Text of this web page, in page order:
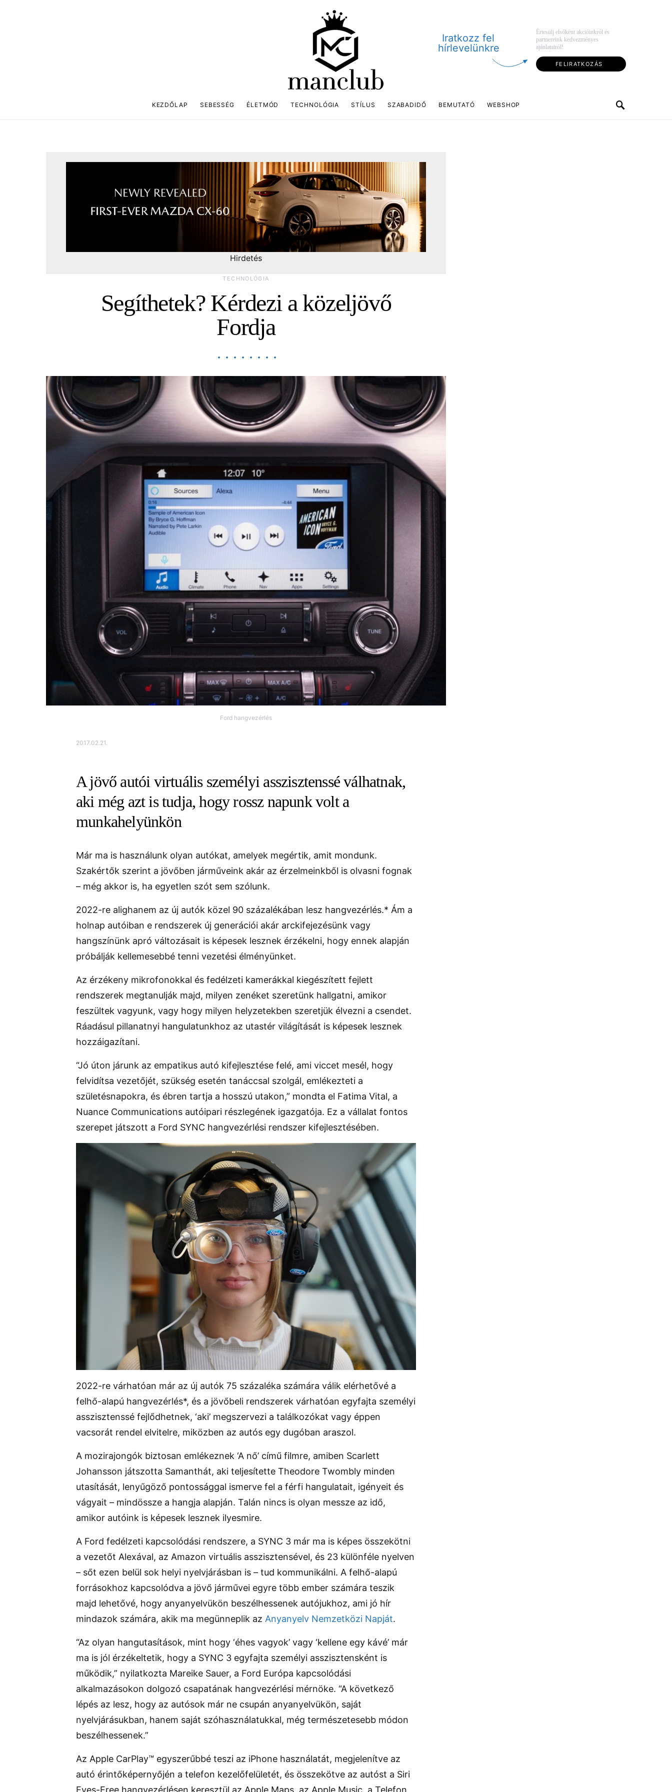
Iratkozz fel
hírlevelünkre
Értesülj elsőként akcióinkról és
partnereink kedvezményes
ajánlatairól!
FELIRATKOZÁS
KEZDŐLAP SEBESSÉG ÉLETMÓD TECHNOLÓGIA STÍLUS SZABADIDŐ BEMUTATÓ WEBSHOP
Hirdetés
TECHNOLÓGIA
Segíthetek? Kérdezi a közeljövő
Fordja
Ford hangvezérlés
2017.02.21.
A jövő autói virtuális személyi asszisztenssé válhatnak,
aki még azt is tudja, hogy rossz napunk volt a
munkahelyünkön
Már ma is használunk olyan autókat, amelyek megértik, amit mondunk.
Szakértők szerint a jövőben járműveink akár az érzelmeinkből is olvasni fognak
– még akkor is, ha egyetlen szót sem szólunk.
2022-re alighanem az új autók közel 90 százalékában lesz hangvezérlés.* Ám a
holnap autóiban e rendszerek új generációi akár arckifejezésünk vagy
hangszínünk apró változásait is képesek lesznek érzékelni, hogy ennek alapján
próbálják kellemesebbé tenni vezetési élményünket.
Az érzékeny mikrofonokkal és fedélzeti kamerákkal kiegészített fejlett
rendszerek megtanulják majd, milyen zenéket szeretünk hallgatni, amikor
feszültek vagyunk, vagy hogy milyen helyzetekben szeretjük élvezni a csendet.
Ráadásul pillanatnyi hangulatunkhoz az utastér világítását is képesek lesznek
hozzáigazítani.
“Jó úton járunk az empatikus autó kifejlesztése felé, ami viccet mesél, hogy
felvidítsa vezetőjét, szükség esetén tanáccsal szolgál, emlékezteti a
születésnapokra, és ébren tartja a hosszú utakon,” mondta el Fatima Vital, a
Nuance Communications autóipari részlegének igazgatója. Ez a vállalat fontos
szerepet játszott a Ford SYNC hangvezérlési rendszer kifejlesztésében.
2022-re várhatóan már az új autók 75 százaléka számára válik elérhetővé a
felhő-alapú hangvezérlés*, és a jövőbeli rendszerek várhatóan egyfajta személyi
asszisztenssé fejlődhetnek, ‘aki’ megszervezi a találkozókat vagy éppen
vacsorát rendel elvitelre, miközben az autós egy dugóban araszol.
A mozirajongók biztosan emlékeznek ‘A nő’ című filmre, amiben Scarlett
Johansson játszotta Samanthát, aki teljesítette Theodore Twombly minden
utasítását, lenyűgöző pontossággal ismerve fel a férfi hangulatait, igényeit és
vágyait – mindössze a hangja alapján. Talán nincs is olyan messze az idő,
amikor autóink is képesek lesznek ilyesmire.
A Ford fedélzeti kapcsolódási rendszere, a SYNC 3 már ma is képes összekötni
a vezetőt Alexával, az Amazon virtuális asszisztensével, és 23 különféle nyelven
– sőt ezen belül sok helyi nyelvjárásban is – tud kommunikálni. A felhő-alapú
forrásokhoz kapcsolódva a jövő járművei egyre több ember számára teszik
majd lehetővé, hogy anyanyelvükön beszélhessenek autójukhoz, ami jó hír
mindazok számára, akik ma megünneplik az Anyanyelv Nemzetközi Napját.
“Az olyan hangutasítások, mint hogy ‘éhes vagyok’ vagy ‘kellene egy kávé’ már
ma is jól érzékeltetik, hogy a SYNC 3 egyfajta személyi asszisztensként is
működik,” nyilatkozta Mareike Sauer, a Ford Európa kapcsolódási
alkalmazásokon dolgozó csapatának hangvezérlési mérnöke. “A következő
lépés az lesz, hogy az autósok már ne csupán anyanyelvükön, saját
nyelvjárásukban, hanem saját szóhasználatukkal, még természetesebb módon
beszélhessenek.”
Az Apple CarPlay™ egyszerűbbé teszi az iPhone használatát, megjelenítve az
autó érintőképernyőjén a telefon kezelőfelületét, és összekötve az autóst a Siri